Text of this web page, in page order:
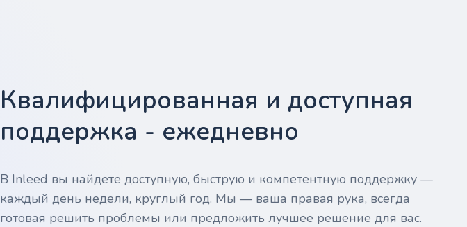
Квалифицированная и доступная
поддержка - ежедневно
В Inleed вы найдете доступную, быструю и компетентную поддержку —
каждый день недели, круглый год. Мы — ваша правая рука, всегда
готовая решить проблемы или предложить лучшее решение для вас.